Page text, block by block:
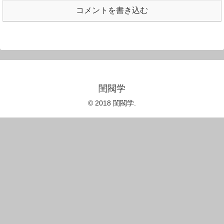
コメントを書き込む
閨閥学
© 2018 閨閥学.